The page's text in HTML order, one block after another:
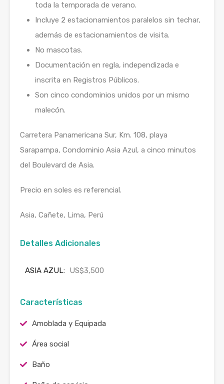
toda la temporada de verano.
Incluye 2 estacionamientos paralelos sin techar,
además de estacionamientos de visita.
No mascotas.
Documentación en regla, independizada e
inscrita en Registros Públicos.
Son cinco condominios unidos por un mismo
malecón.
Carretera Panamericana Sur, Km. 108, playa
Sarapampa, Condominio Asia Azul, a cinco minutos
del Boulevard de Asia.
Precio en soles es referencial.
Asia, Cañete, Lima, Perú
Detalles Adicionales
ASIA AZUL: US$3,500
Características
Amoblada y Equipada
Área social
Baño